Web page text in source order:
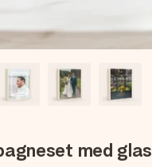
med glas